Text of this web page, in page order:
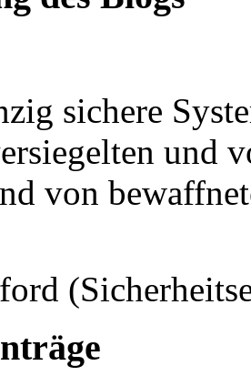
sichere
und
von